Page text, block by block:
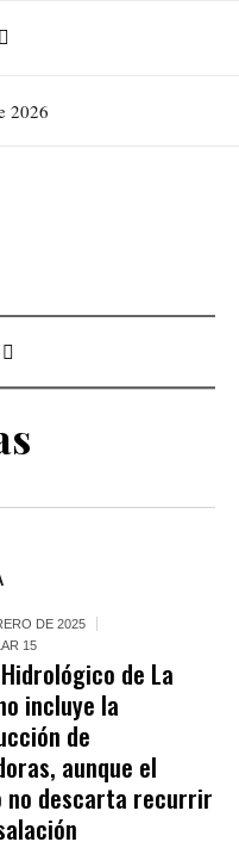
2026
DE 2025
15
de La
incluye la
de
aunque el
no descarta recurrir